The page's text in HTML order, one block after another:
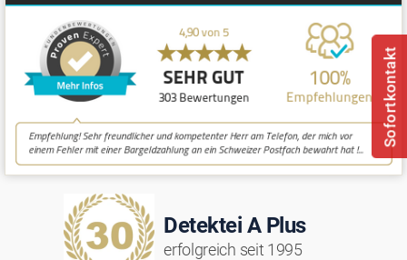
Detektei A Plus
erfolgreich seit 1995
Sofortkontakt